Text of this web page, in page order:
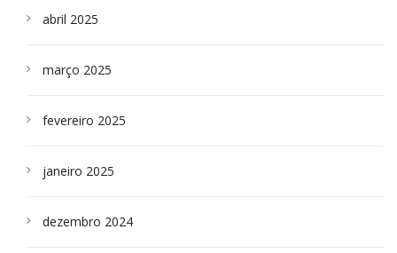
abril 2025
março 2025
fevereiro 2025
janeiro 2025
dezembro 2024